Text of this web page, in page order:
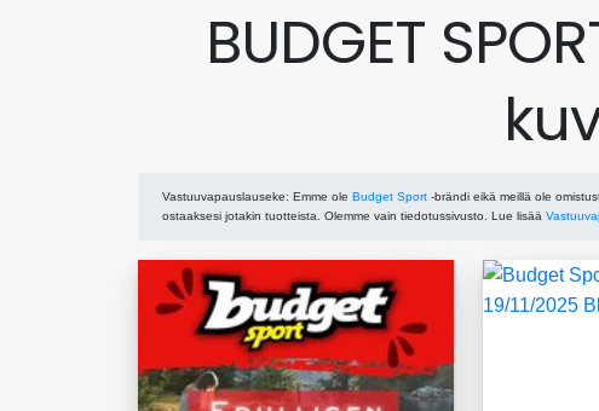
BUDGET
Vastuuvapauslauseke: Emme ole Budget Sport -brändi eikä meillä ole
ostaaksesi jotakin tuotteista. Olemme vain tiedotussivusto. Lue lisää